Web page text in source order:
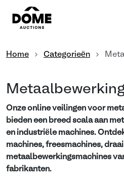
Home Categorieën
Onze online veilingen voor
bieden een breed scala aan
en industriële machines.
machines, freesmachines,
metaalbewerkingsmachines
fabrikanten.